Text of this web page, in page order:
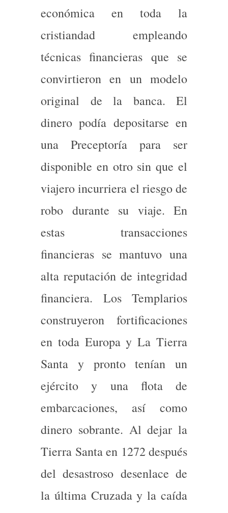
económica en toda la
cristiandad empleando
técnicas financieras que se
convirtieron en un modelo
original de la banca. El
dinero podía depositarse en
una Preceptoría para ser
disponible en otro sin que el
viajero incurriera el riesgo de
robo durante su viaje. En
estas transacciones
financieras se mantuvo una
alta reputación de integridad
financiera. Los Templarios
construyeron fortificaciones
en toda Europa y La Tierra
Santa y pronto tenían un
ejército y una flota de
embarcaciones, así como
dinero sobrante. Al dejar la
Tierra Santa en 1272 después
del desastroso desenlace de
la última Cruzada y la caída